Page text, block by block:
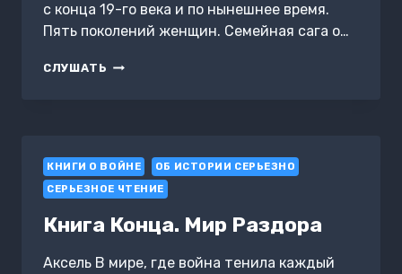
с конца 19-го века и по нынешнее время.
Пять поколений женщин. Семейная сага о…
СЛУШАТЬ ИСТОРИЯ
КНИГИ О ВОЙНЕ
ОБ ИСТОРИИ СЕРЬЕЗНО
СЕРЬЕЗНОЕ ЧТЕНИЕ
Книга Конца. Мир Раздора
Аксель В мире, где война тенила каждый